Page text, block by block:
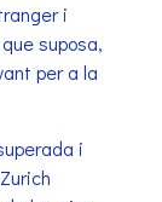
i
suposa,
per a la
i